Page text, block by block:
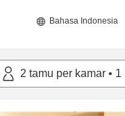
Bahasa Indonesia
2 tamu per kamar • 1